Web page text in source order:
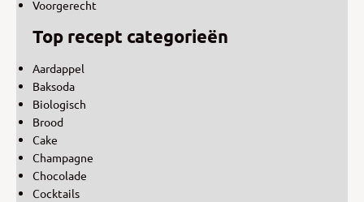
Voorgerecht
Top recept categorieën
Aardappel
Baksoda
Biologisch
Brood
Cake
Champagne
Chocolade
Cocktails